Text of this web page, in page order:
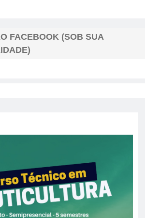
FACEBOOK (SOB SUA